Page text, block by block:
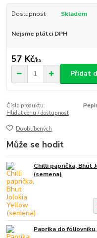
Dostupnost Skladem
Nejsme plátci DPH
57 Kč/ks
Přidat
Číslo produktu:
Hlídat cenu / dostupnost
Do oblíbených
Může se hodit
Chilli paprička, Bhut
(semena)
Paprika do